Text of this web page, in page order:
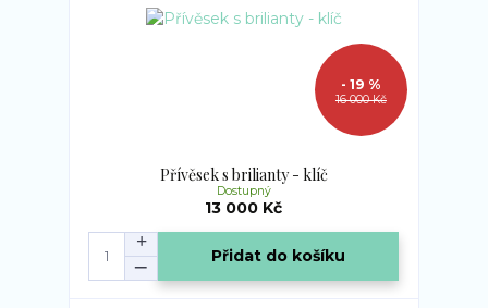
16 000 Kč
- 19 %
Přívěsek s brilianty - klíč
13 000 Kč
Dostupný
Přidat do košíku